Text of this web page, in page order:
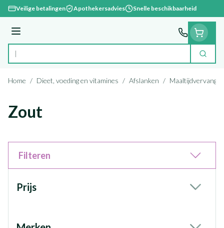
Ga naar de inhoud
Veilige betalingen Apothekersadvies Snelle beschikbaarheid
Menu
Product, merk, categorie... Zoek
Home / Dieet, voeding en vitamines / Afslanken / Maaltijdvervanger
Zout
Filteren
Prijs